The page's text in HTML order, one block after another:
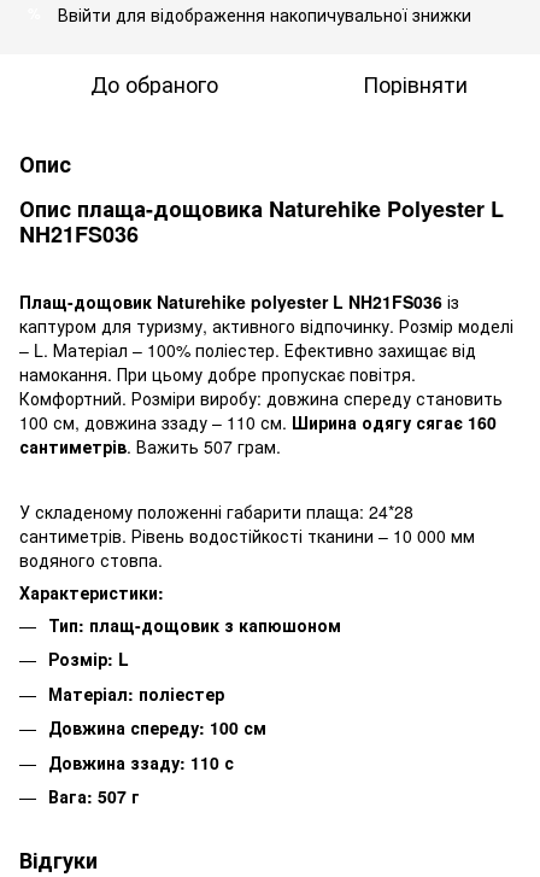
Ввійти для відображення накопичувальної знижки
До обраного Порівняти
Опис
Опис плаща-дощовика Naturehike Polyester L
NH21FS036
Плащ-дощовик Naturehike polyester L NH21FS036 із
каптуром для туризму, активного відпочинку. Розмір моделі
– L. Матеріал – 100% поліестер. Ефективно захищає від
намокання. При цьому добре пропускає повітря.
Комфортний. Розміри виробу: довжина спереду становить
100 см, довжина ззаду – 110 см. Ширина одягу сягає 160
сантиметрів. Важить 507 грам.
У складеному положенні габарити плаща: 24*28
сантиметрів. Рівень водостійкості тканини – 10 000 мм
водяного стовпа.
Характеристики:
Тип: плащ-дощовик з капюшоном
Розмір: L
Матеріал: поліестер
Довжина спереду: 100 см
Довжина ззаду: 110 с
Вага: 507 г
Відгуки